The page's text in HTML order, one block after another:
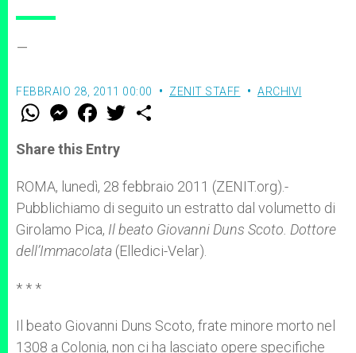
–
FEBBRAIO 28, 2011 00:00 ZENIT STAFF ARCHIVI
W
t
s
p
p
M
e
s
e
g
e
r
F
a
e
b
o
k
w
r
Share this Entry
ROMA, lunedì, 28 febbraio 2011 (ZENIT.org).-
Pubblichiamo di seguito un estratto dal volumetto di
Girolamo Pica, Il beato Giovanni Duns Scoto. Dottore
dell’Immacolata (Elledici-Velar).
* * *
Il beato Giovanni Duns Scoto, frate minore morto nel
1308 a Colonia, non ci ha lasciato opere specifiche